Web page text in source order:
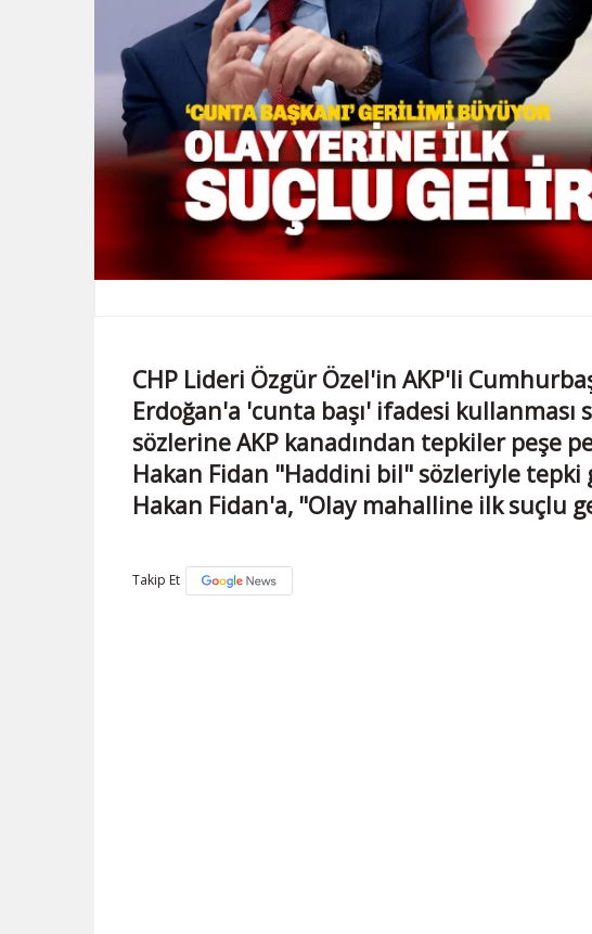
CHP Lideri Özgür Özel'in AKP'li
Erdoğan'a 'cunta başı' ifadesi kullanması
sözlerine AKP kanadından tepkiler peşe
Hakan Fidan "Haddini bil" sözleriyle tepki
Hakan Fidan'a, "Olay mahalline ilk suçlu
Takip Et